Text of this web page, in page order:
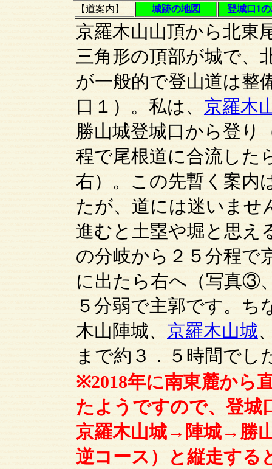
【道案内】
城跡の地図 登城口1
京羅木山山頂から北東
三角形の頂部が城で、
が一般的で登山道は整
口１）。私は、 京羅木
勝山城登城口から登り
程で尾根道に合流した
右）。この先暫く案内
たが、道には迷いませ
進むと土塁や堀と思え
の分岐から２５分程で
に出たら右へ（写真③
５分弱で主郭です。ち
木山陣城、 京羅木山城
まで約３．５時間でし
※2018年に南東麓から
たようですので、登城
京羅木山城→陣城→勝
逆コース）と縦走する